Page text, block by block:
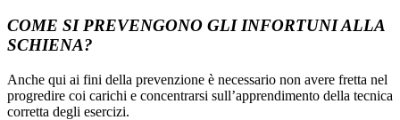
COME SI PREVENGONO GLI INFORTUNI ALLA
SCHIENA?
Anche qui ai fini della prevenzione è necessario non avere fretta nel
progredire coi carichi e concentrarsi sull’apprendimento della tecnica
corretta degli esercizi.